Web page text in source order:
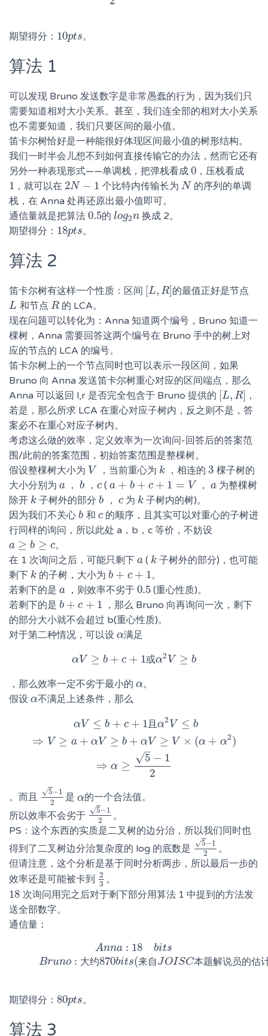
期望得分： 10pts
10pts。
算法 1
可以发现 Bruno 发送数字是非常愚蠢的行为，因为我们只
需要知道相对大小关系。甚至，我们连全部的相对大小关系
也不需要知道，我们只要区间的最小值。
笛卡尔树恰好是一种能很好体现区间最小值的树形结构。
我们一时半会儿想不到如何直接传输它的办法，然而它还有
另外一种表现形式——单调栈，把弹栈看成 0
0 ，压栈看成
1
1 ，就可以在 2N − 1
2N−1 个比特内传输长为 N
N的序列的单调
栈，在 Anna 处再还原出最小值即可。
通信量就是把算法 0.5
0.5的 log2n
log2n 换成 2。
期望得分： 18pts
18pts。
算法 2
笛卡尔树有这样一个性质：区间 [L, R]
[L,R] 的最值正好是节点
L
L 和节点 R
R 的 LCA。
现在问题可以转化为：Anna 知道两个编号，Bruno 知道一
棵树，Anna 需要回答这两个编号在 Bruno 手中的树上对
应的节点的 LCA 的编号。
笛卡尔树上的一个节点同时也可以表示一段区间，如果
Bruno 向 Anna 发送笛卡尔树重心对应的区间端点，那么
Anna 可以返回 l,r 是否完全包含于 Bruno 提供的 [L, R]
[L,R]
，
若是，那么所求 LCA 在重心对应子树内，反之则不是，答
案必不在重心对应子树内。
考虑这么做的效率，定义效率为一次询问-回答后的答案范
围/此前的答案范围，初始答案范围是整棵树。
假设整棵树大小为 V
V ，当前重心为 k
k ，相连的3
3 棵子树的
大小分别为 a
a ，b
b ， c
c (a + b + c + 1 = V
a+b +c +1= V ，a
a 为整棵树
除开 k
k 子树外的部分b
b ， c
c 为 k
k 子树内的树)。
因为我们不关心 b
b 和 c
c 的顺序，且其实可以对重心的子树进
行同样的询问，所以此处 a，b，c 等价，不妨设
a ≥ b ≥ c
a≥b ≥c
。
在 1 次询问之后，可能只剩下 a
a ( k
k 子树外的部分)，也可能
剩下 k
k 的子树，大小为b + c + 1
b +c +1
。
若剩下的是 a
a ，则效率不劣于0.5
0.5 (重心性质)。
若剩下的是 b + c + 1
b +c +1
，那么 Bruno 向再询问一次，剩下
的部分大小就不会超过 b(重心性质)。
对于第二种情况，可以设 α
α满足
αV ≥ b + c + 1或α2 V ≥ b
αV≥ b+ c+1或α2V≥b
，那么效率一定不劣于最小的 α
α。
假设 α
α不满足上述条件，那么
αV ≤ b + c + 1 且α2 V ≤ b
⇒ V ≥ a + αV ≥ b + αV ≥ V × (α + α2)
⇒ α ≥
5
–
√ − 1
2
2V≤b⇒V ≥a +αV≥b+ αV≥V ×(α +
。而且 5
√ −1
2
5−12 是α
α 的一个合法值。
所以效率不会劣于
5
√ −1
2
5−12 。
PS：这个东西的实质是二叉树的边分治，所以我们同时也
得到了二叉树边分治复杂度的 log 的底数是
5
√ −1
2
5−12 。
但请注意，这个分析是基于同时分析两步，所以最后一步的
效率还是可能被卡到 2
3
23。
18
18 次询问用完之后对于剩下部分用算法 1 中提到的方法发
送全部数字。
通信量：
Anna : 18 bits
Bruno : 大约870bits(来自JOISC本题解说员的估
大约870 bit 来自J
期望得分： 80pts
80pts。
算法 3